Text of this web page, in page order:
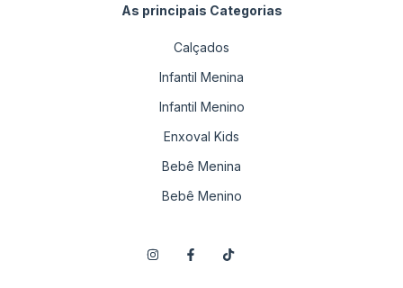
As principais Categorias
Calçados
Infantil Menina
Infantil Menino
Enxoval Kids
Bebê Menina
Bebê Menino